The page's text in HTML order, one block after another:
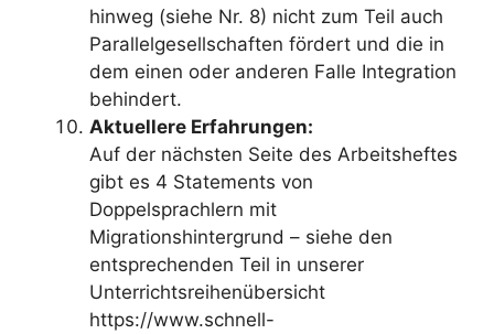
hinweg (siehe Nr. 8) nicht zum Teil auch
Parallelgesellschaften fördert und die in
dem einen oder anderen Falle Integration
behindert.
Aktuellere Erfahrungen:
Auf der nächsten Seite des Arbeitsheftes
gibt es 4 Statements von
Doppelsprachlern mit
Migrationshintergrund – siehe den
entsprechenden Teil in unserer
Unterrichtsreihenübersicht
https://www.schnell-